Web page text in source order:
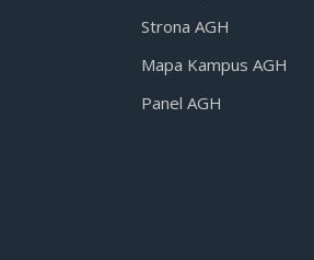
Strona AGH
Mapa Kampus AGH
Panel AGH